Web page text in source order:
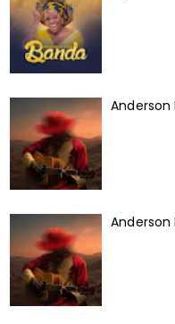
Anderson
Anderson